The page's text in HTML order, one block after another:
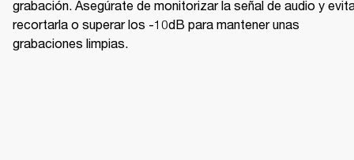
grabación. Asegúrate de monitorizar la señal de audio y
recortarla o superar los -10dB para mantener unas
grabaciones limpias.